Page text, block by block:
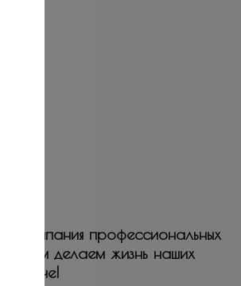
компания профессиональных
делаем жизнь наших
и ярче!